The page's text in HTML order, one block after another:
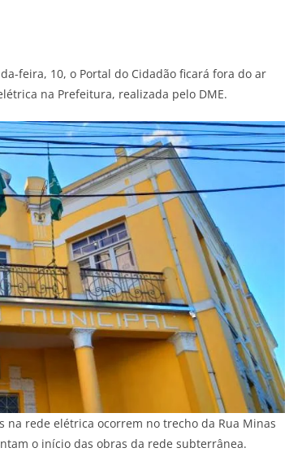
feira, 10, o Portal do Cidadão ficará fora do ar
na Prefeitura, realizada pelo DME.
rede elétrica ocorrem no trecho da Rua Minas
o início das obras da rede subterrânea.